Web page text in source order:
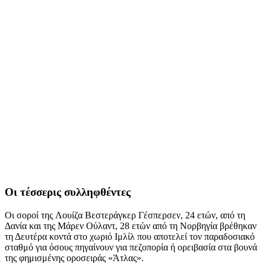
Οι τέσσερις συλληφθέντες
Οι σοροί της Λουίζα Βεστεράγκερ Γέσπερσεν, 24 ετών, από τη
Δανία και της Μάρεν Ούλαντ, 28 ετών από τη Νορβηγία βρέθηκαν
τη Δευτέρα κοντά στο χωριό Ιμλίλ που αποτελεί τον παραδοσιακό
σταθμό για όσους πηγαίνουν για πεζοπορία ή ορειβασία στα βουνά
της φημισμένης οροσειράς «Άτλας».